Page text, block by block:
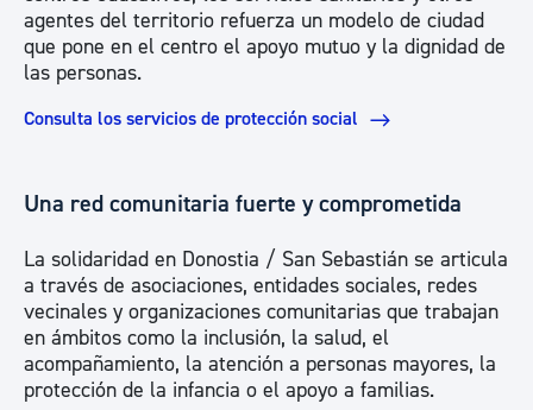
agentes del territorio refuerza un modelo de ciudad
que pone en el centro el apoyo mutuo y la dignidad de
las personas.
Consulta los servicios de protección social
Una red comunitaria fuerte y comprometida
La solidaridad en Donostia / San Sebastián se articula
a través de asociaciones, entidades sociales, redes
vecinales y organizaciones comunitarias que trabajan
en ámbitos como la inclusión, la salud, el
acompañamiento, la atención a personas mayores, la
protección de la infancia o el apoyo a familias.